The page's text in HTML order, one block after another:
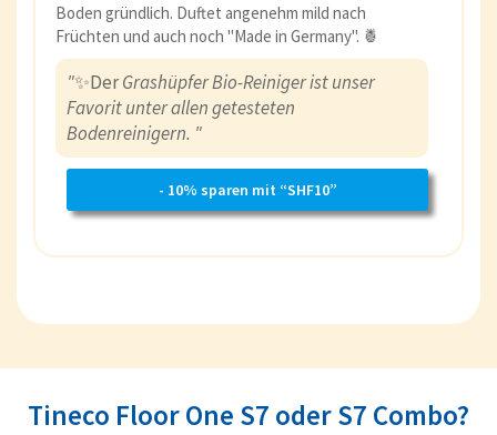
Boden gründlich. Duftet angenehm mild nach
Früchten und auch noch "Made in Germany". 🍍
"✨DerGrashüpfer Bio-Reiniger ist unser
Favorit unter allen getesteten
Bodenreinigern. "
- 10% sparen mit “SHF10”
Tineco Floor One S7 oder S7 Combo?